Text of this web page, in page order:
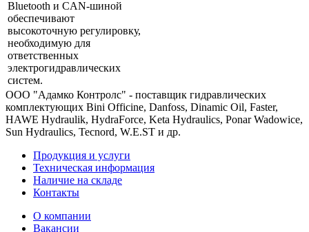
Bluetooth и CAN-шиной
обеспечивают
высокоточную регулировку,
необходимую для
ответственных
электрогидравлических
систем.
ООО "Адамко Контролс" - поставщик гидравлических
комплектующих Bini Officine, Danfoss, Dinamic Oil, Faster,
HAWE Hydraulik, HydraForce, Keta Hydraulics, Ponar Wadowice,
Sun Hydraulics, Tecnord, W.E.ST и др.
Продукция и услуги
Техническая информация
Наличие на складе
Контакты
О компании
Вакансии